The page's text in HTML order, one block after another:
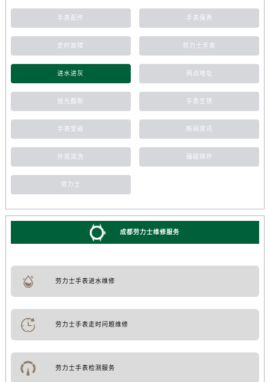
手表配件 手表保养
走时故障 劳力士手表
进水进灰 网点地址
抛光翻新 手表生锈
手表受磁 新闻资讯
外观清洗 磕碰摔坏
劳力士
成都劳力士维修服务
劳力士手表进水维修
劳力士手表走时问题维修
劳力士手表检测服务